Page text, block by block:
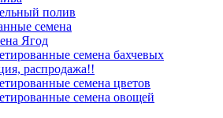
полив
семена
Ягод
семена бахчевых
распродажа!!
семена цветов
семена овощей